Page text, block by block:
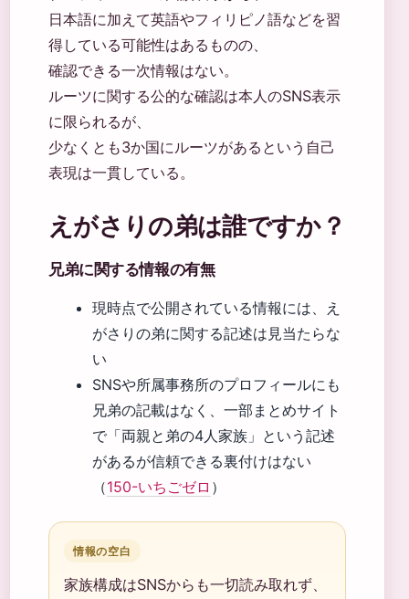
日本語に加えて英語やフィリピノ語などを習
得している可能性はあるものの、
確認できる一次情報はない。
ルーツに関する公的な確認は本人のSNS表示
に限られるが、
少なくとも3か国にルーツがあるという自己
表現は一貫している。
えがさりの弟は誰ですか？
兄弟に関する情報の有無
現時点で公開されている情報には、え
がさりの弟に関する記述は見当たらな
い
SNSや所属事務所のプロフィールにも
兄弟の記載はなく、一部まとめサイト
で「両親と弟の4人家族」という記述
があるが信頼できる裏付けはない
（150-いちごゼロ ）
情報の空白
家族構成はSNSからも一切読み取れず、